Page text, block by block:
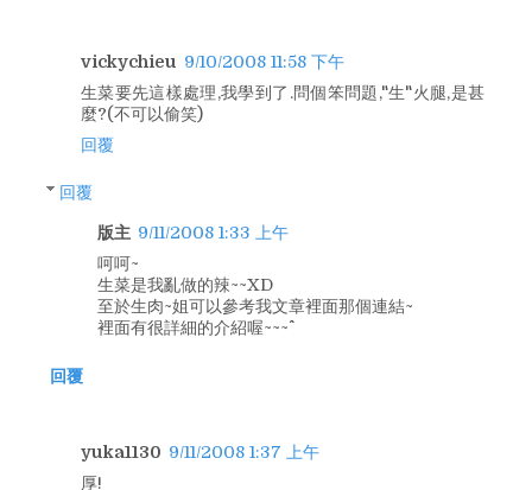
vickychieu 9/10/2008 11:58 下午
生菜要先這樣處理,我學到了.問個笨問題,"生"火腿,是甚
麼?(不可以偷笑)
回覆
回覆
版主 9/11/2008 1:33 上午
呵呵~
生菜是我亂做的辣~~XD
至於生肉~姐可以參考我文章裡面那個連結~
裡面有很詳細的介紹喔~~~^^
回覆
yuka1130 9/11/2008 1:37 上午
厚!